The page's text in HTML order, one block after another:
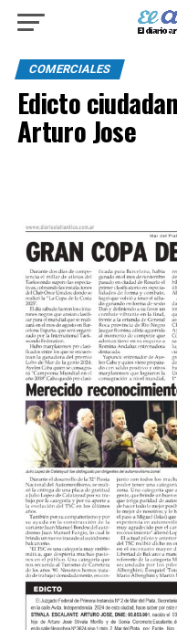
COMERCIALES
Edicto
Arturo Jose